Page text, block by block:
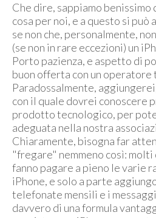
Che dire, sappiamo benissimo
cosa per noi, e a questo si può
se non che, personalmente,
(se non in rare eccezioni) un
Porto pazienza, e aspetto di
buon offerta con un
Paradossalmente,
con il quale dovrei conoscere
prodotto tecnologico, per
adeguata nella nostra
Chiaramente, bisogna far
"fregare" nemmeno così:
fanno pagare a pieno le varie
iPhone, e solo a parte
telefonate mensili e i
davvero di una formula